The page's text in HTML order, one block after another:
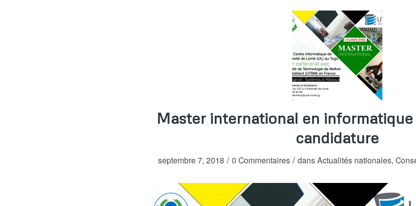
Master international en
candidature
septembre 7, 2018 / 0 Commentaires / dansActualités nationales,